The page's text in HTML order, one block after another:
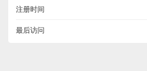
注册时间
最后访问